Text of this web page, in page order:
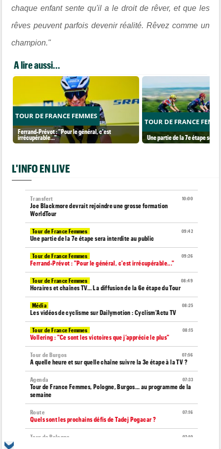
chaque enfant sente qu'il a le droit de rêver, et que les
rêves peuvent parfois devenir réalité. Rêvez comme un
champion."
A lire aussi...
TOUR DE FRANCE FEMMES
Ferrand-Prévot : "Pour le général, c'est
irrécupérable..."
TOUR DE FRANCE
Une partie de la 7e étape sera
L'INFO EN LIVE
10:00
Transfert
Joe Blackmore devrait rejoindre une grosse formation
WorldTour
09:42
Tour de France Femmes
Une partie de la 7e étape sera interdite au public
09:26
Tour de France Femmes
Ferrand-Prévot : "Pour le général, c'est irrécupérable..."
08:49
Tour de France Femmes
Horaires et chaînes TV… La diffusion de la 6e étape du Tour
08:25
Média
Les vidéos de cyclisme sur Dailymotion : Cyclism'Actu TV
08:15
Tour de France Femmes
Vollering : "Ce sont les victoires que j’apprécie le plus"
07:56
Tour de Burgos
A quelle heure et sur quelle chaîne suivre la 3e étape à la TV ?
07:33
Agenda
Tour de France Femmes, Pologne, Burgos… au programme de la
semaine
07:16
Route
Quels sont les prochains défis de Tadej Pogacar ?
07:10
Tour de Pologne